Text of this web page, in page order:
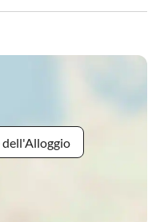
dell'Alloggio